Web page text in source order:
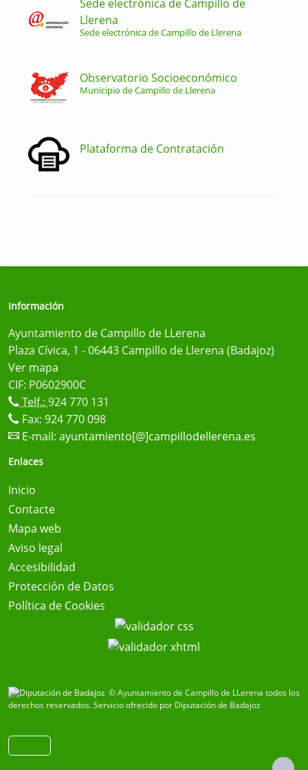
Sede electrónica de Campillo de
Llerena
Sede electrónica de Campillo de Llerena
Observatorio Socioeconómico
Municipio de Campillo de Llerena
Plataforma de Contratación
Información
Ayuntamiento de Campillo de LLerena
Plaza Cívica, 1 - 06443 Campillo de Llerena (Badajoz)
Ver mapa
CIF: P0602900C
Telf.: 924 770 131
Fax: 924 770 098
E-mail: ayuntamiento[@]campillodellerena.es
Enlaces
Inicio
Contacte
Mapa web
Aviso legal
Accesibilidad
Protección de Datos
Política de Cookies
© Ayuntamiento de Campillo de LLerena todos los
derechos reservados.Servicio ofrecido por Diputación de Badajoz